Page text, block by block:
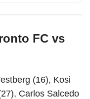
FC vs
(16), Kosi
Carlos Salcedo